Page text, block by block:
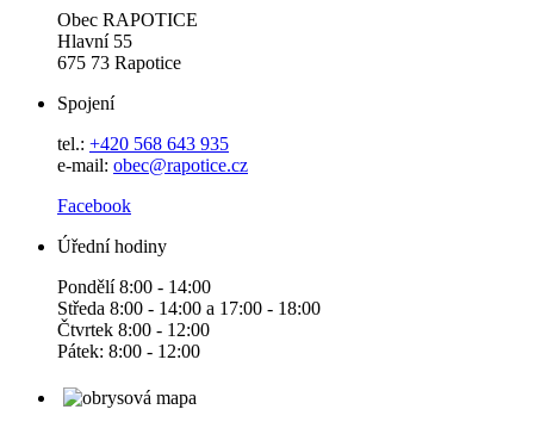
Obec RAPOTICE
Hlavní 55
675 73 Rapotice
Spojení
tel.: +420 568 643 935
e-mail: obec@rapotice.cz
Facebook
Úřední hodiny
Pondělí 8:00 - 14:00
Středa 8:00 - 14:00 a 17:00 - 18:00
Čtvrtek 8:00 - 12:00
Pátek: 8:00 - 12:00